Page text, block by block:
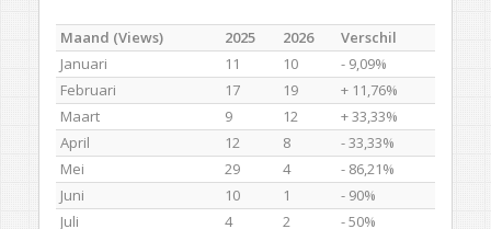
Maand (Views) 2025 2026
Verschil
Januari
11 10
- 9,09%
Februari
17 19
+ 11,76%
Maart
9 12
+ 33,33%
April
12 8
- 33,33%
Mei
29 4
- 86,21%
Juni
10 1
- 90%
Juli
4 2
- 50%